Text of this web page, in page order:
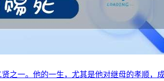
之一。他的一生，尤其是他对继母的孝顺